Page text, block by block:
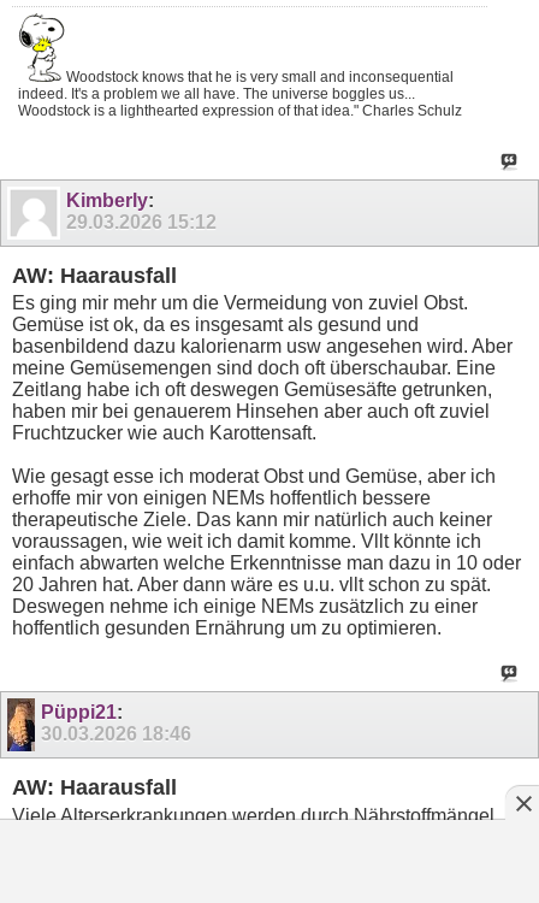
Woodstock knows that he is very small and inconsequential
indeed. It's a problem we all have. The universe boggles us...
Woodstock is a lighthearted expression of that idea." Charles Schulz
Kimberly:
29.03.2026 15:12
AW: Haarausfall
Es ging mir mehr um die Vermeidung von zuviel Obst.
Gemüse ist ok, da es insgesamt als gesund und
basenbildend dazu kalorienarm usw angesehen wird. Aber
meine Gemüsemengen sind doch oft überschaubar. Eine
Zeitlang habe ich oft deswegen Gemüsesäfte getrunken,
haben mir bei genauerem Hinsehen aber auch oft zuviel
Fruchtzucker wie auch Karottensaft.
Wie gesagt esse ich moderat Obst und Gemüse, aber ich
erhoffe mir von einigen NEMs hoffentlich bessere
therapeutische Ziele. Das kann mir natürlich auch keiner
voraussagen, wie weit ich damit komme. Vllt könnte ich
einfach abwarten welche Erkenntnisse man dazu in 10 oder
20 Jahren hat. Aber dann wäre es u.u. vllt schon zu spät.
Deswegen nehme ich einige NEMs zusätzlich zu einer
hoffentlich gesunden Ernährung um zu optimieren.
Püppi21:
30.03.2026 18:46
AW: Haarausfall
Viele Alterserkrankungen werden durch Nährstoffmängel